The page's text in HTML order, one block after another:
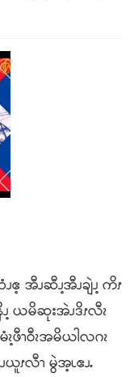
ၪဧ့ အီၪဆီၪ့အီၪချဲၪ့ ကိၭ
ၪ့ ယမိဆုးအဲၪဒိၭလီၩ
ၩ့ဖီၫဝီၩအမိယါလဂၩ
လီၫ မွဲအ့ၬဧၪႉ